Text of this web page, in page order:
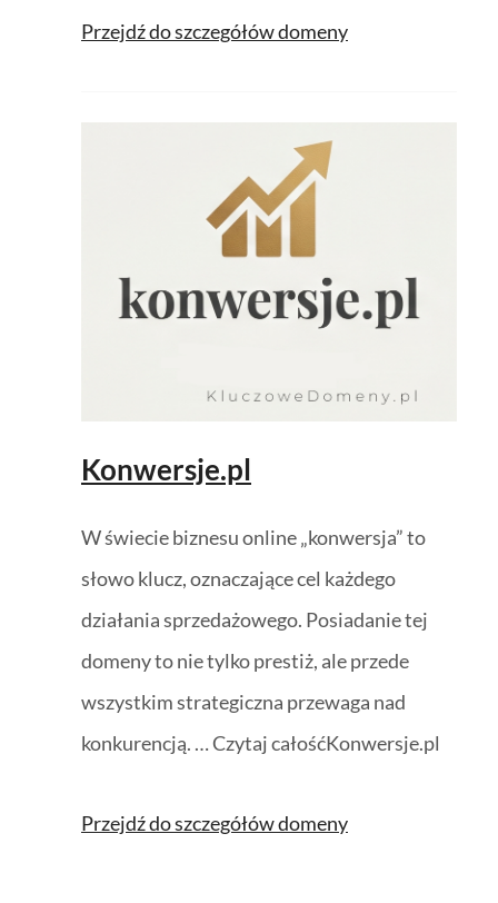
Przejdź do szczegółów domeny
Konwersje.pl
W świecie biznesu online „konwersja” to
słowo klucz, oznaczające cel każdego
działania sprzedażowego. Posiadanie tej
domeny to nie tylko prestiż, ale przede
wszystkim strategiczna przewaga nad
konkurencją. … Czytaj całośćKonwersje.pl
Przejdź do szczegółów domeny